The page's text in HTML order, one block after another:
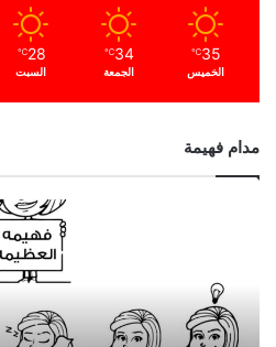
35
℃
الخميس
34
℃
الجمعة
28
℃
السبت
مدام فهيمة